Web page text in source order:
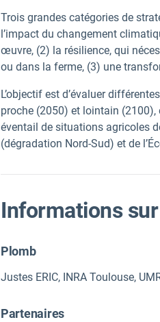
Trois grandes catégories de
l’impact du changement
œuvre, (2) la résilience, qui
ou dans la ferme, (3) une
L’objectif est d’évaluer
proche (2050) et lointain
éventail de situations agricoles
(dégradation Nord-Sud) et de
Informations
Plomb
Justes ERIC, INRA Toulouse,
Partenaires